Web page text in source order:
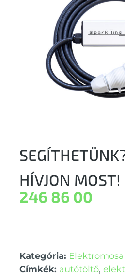
HÍVJON MOST!
246 86 00
Kategória:
Címkék: autótöltő,